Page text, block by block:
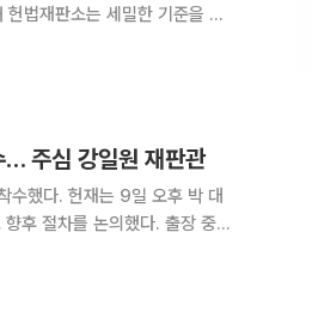
법재판소는 세밀한 기준을 세
주심 강일원 재판관
오후 박 대
후 절차를 논의했다. 출장 중